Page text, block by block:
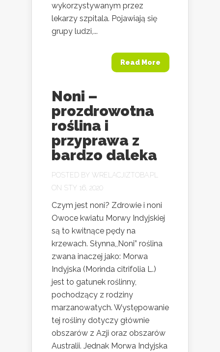
wykorzystywanym przez
lekarzy szpitala. Pojawiają się
grupy ludzi,...
Read More
Noni –
prozdrowotna
roślina i
przyprawa z
bardzo daleka
POSTED BY WRELACJIZTOBA.PL
ON STY 16, 2020
Czym jest noni? Zdrowie i noni
Owoce kwiatu Morwy Indyjskiej
są to kwitnące pędy na
krzewach. Słynna,,Noni” roślina
zwana inaczej jako: Morwa
Indyjska (Morinda citrifolia L.)
jest to gatunek roślinny,
pochodzący z rodziny
marzanowatych. Występowanie
tej rośliny dotyczy głównie
obszarów z Azji oraz obszarów
Australii. Jednak Morwa Indyjska